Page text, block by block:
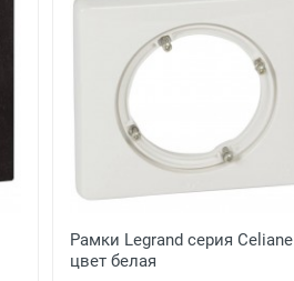
Рамки Legrand серия Celiane
цвет белая